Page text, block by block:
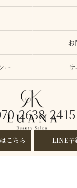
2638-2415
こちら LINE予
ー
ステならLUANA ALL